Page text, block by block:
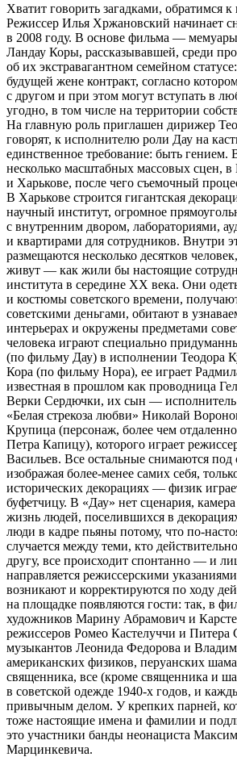
Хватит говорить загадками, обратимся
Режиссер Илья Хржановский начинает
в 2008 году. В основе фильма —
Ландау Коры, рассказывавшей, среди
об их экстравагантном семейном
будущей жене контракт, согласно
с другом и при этом могут вступать в
угодно, в том числе на территории
На главную роль приглашен дирижер
говорят, к исполнителю роли Дау на
единственное требование: быть гением.
несколько масштабных массовых сцен, в
и Харькове, после чего съемочный
В Харькове строится гигантская
научный институт, огромное
с внутренним двором, лабораториями,
и квартирами для сотрудников. Внутри
размещаются несколько десятков
живут — как жили бы настоящие
института в середине XX века. Они
и костюмы советского времени,
советскими деньгами, обитают в
интерьерах и окружены предметами
человека играют специально
(по фильму Дау) в исполнении Теодора
Кора (по фильму Нора), ее играет
известная в прошлом как проводница
Верки Сердючки, их сын —
«Белая стрекоза любви» Николай
Крупица (персонаж, более чем
Петра Капицу), которого играет
Васильев. Все остальные снимаются
изображая более-менее самих себя,
исторических декорациях — физик
буфетчицу. В «Дау» нет сценария,
жизнь людей, поселившихся в
люди в кадре пьяны потому, что по-
случается между теми, кто
другу, все происходит спонтанно — и
направляется режиссерскими
возникают и корректируются по ходу
на площадке появляются гости: так, в
художников Марину Абрамович и
режиссеров Ромео Кастелуччи и Питера
музыкантов Леонида Федорова и
американских физиков, перуанских
священника, все (кроме священника и
в советской одежде 1940-х годов, и
привычным делом. У крепких парней,
тоже настоящие имена и фамилии и
это участники банды неонациста
Марцинкевича.